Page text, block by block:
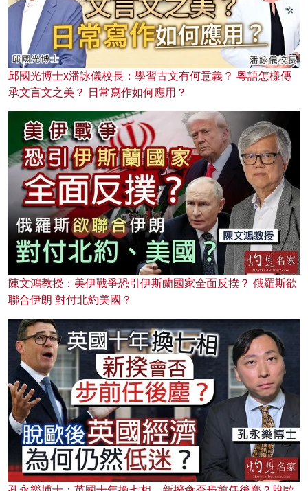
邱國光博士x潘詠儀校長：學習古文有何意義？ 粵語怎樣傳
承文言文之美？ 日常寫作如何應用？
陳文鴻教授：美伊戰爭恐引伊斯蘭國家全面反撲？ 俄羅斯欲
聯合伊朗 對付北約美國？